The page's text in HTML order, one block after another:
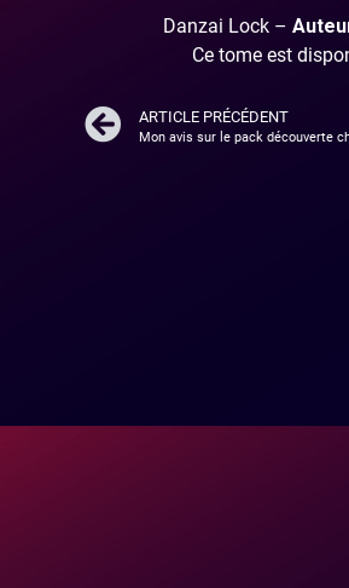
Danzai Lock –
Ce tome est
ARTICLE PRÉCÉDENT